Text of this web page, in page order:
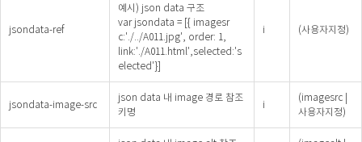
jsondata-ref
예시) json data 구조
var jsondata = [{ imagesr
c:'./../A011.jpg', order: 1,
link:'./A011.html',selected:'s
elected'}]
i (사용자지정)
jsondata-image-src
json data 내 image 경로 참조
키명
i
(imagesrc |
사용자지정)